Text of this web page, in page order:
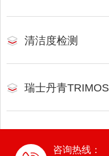
清洁度检测
瑞士丹青TRIMOS
咨询热线：